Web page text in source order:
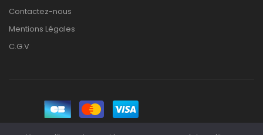
Contactez-nous
Mentions Légales
C.G.V